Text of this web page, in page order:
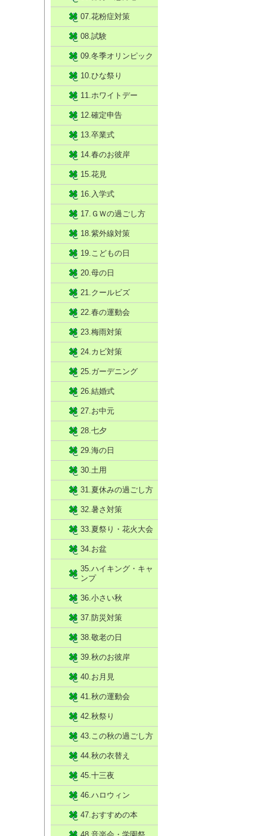
07.花粉症対策
08.試験
09.冬季オリンピック
10.ひな祭り
11.ホワイトデー
12.確定申告
13.卒業式
14.春のお彼岸
15.花見
16.入学式
17.ＧＷの過ごし方
18.紫外線対策
19.こどもの日
20.母の日
21.クールビズ
22.春の運動会
23.梅雨対策
24.カビ対策
25.ガーデニング
26.結婚式
27.お中元
28.七夕
29.海の日
30.土用
31.夏休みの過ごし方
32.暑さ対策
33.夏祭り・花火大会
34.お盆
35.ハイキング・キャ
ンプ
36.小さい秋
37.防災対策
38.敬老の日
39.秋のお彼岸
40.お月見
41.秋の運動会
42.秋祭り
43.この秋の過ごし方
44.秋の衣替え
45.十三夜
46.ハロウィン
47.おすすめの本
48.音楽会・学園祭